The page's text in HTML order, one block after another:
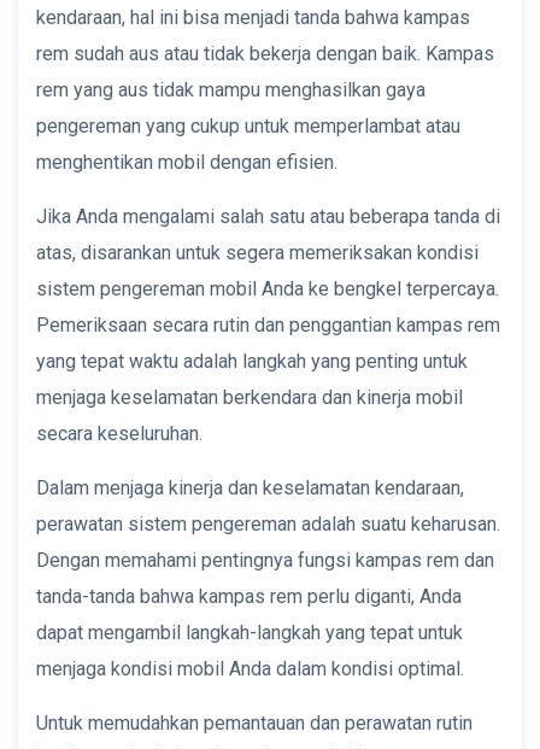
kendaraan, hal ini bisa menjadi tanda bahwa kampas
rem sudah aus atau tidak bekerja dengan baik. Kampas
rem yang aus tidak mampu menghasilkan gaya
pengereman yang cukup untuk memperlambat atau
menghentikan mobil dengan efisien.
Jika Anda mengalami salah satu atau beberapa tanda di
atas, disarankan untuk segera memeriksakan kondisi
sistem pengereman mobil Anda ke bengkel terpercaya.
Pemeriksaan secara rutin dan penggantian kampas rem
yang tepat waktu adalah langkah yang penting untuk
menjaga keselamatan berkendara dan kinerja mobil
secara keseluruhan.
Dalam menjaga kinerja dan keselamatan kendaraan,
perawatan sistem pengereman adalah suatu keharusan.
Dengan memahami pentingnya fungsi kampas rem dan
tanda-tanda bahwa kampas rem perlu diganti, Anda
dapat mengambil langkah-langkah yang tepat untuk
menjaga kondisi mobil Anda dalam kondisi optimal.
Untuk memudahkan pemantauan dan perawatan rutin